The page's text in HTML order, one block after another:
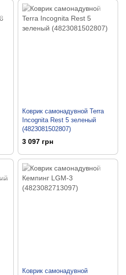
Коврик самонадувной Terra
Incognita Rest 5 зеленый
(4823081502807)
3 097 грн
Коврик самонадувной